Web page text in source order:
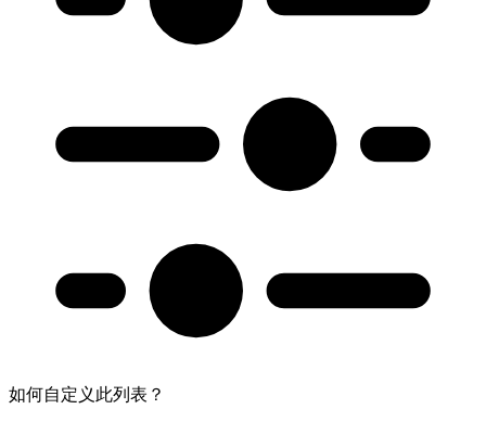
如何自定义此列表？